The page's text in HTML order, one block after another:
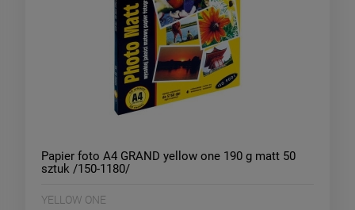
Papier foto A4 GRAND yellow one 190 g matt 50
sztuk /150-1180/
YELLOW ONE